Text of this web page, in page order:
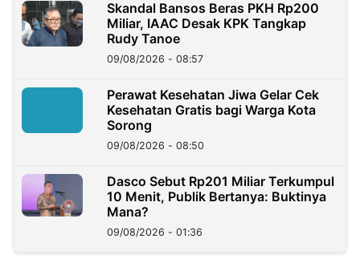
Skandal Bansos Beras PKH Rp200
Miliar, IAAC Desak KPK Tangkap
Rudy Tanoe
09/08/2026 - 08:57
Perawat Kesehatan Jiwa Gelar Cek
Kesehatan Gratis bagi Warga Kota
Sorong
09/08/2026 - 08:50
Dasco Sebut Rp201 Miliar Terkumpul
10 Menit, Publik Bertanya: Buktinya
Mana?
09/08/2026 - 01:36